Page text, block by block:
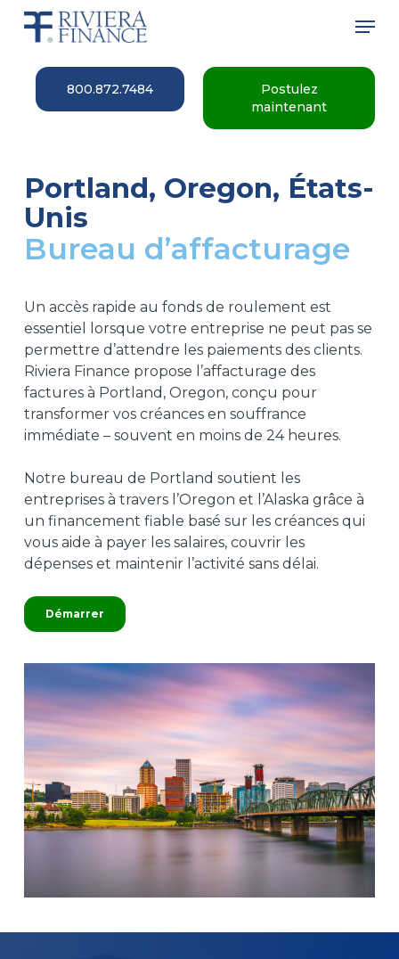
Skip
content
800.872.7484
Postulez
maintenant
Portland, Oregon, États-
Unis
Bureau d’affacturage
Un accès rapide au fonds de roulement est
essentiel lorsque votre entreprise ne peut pas se
permettre d’attendre les paiements des clients.
Riviera Finance propose l’affacturage des
factures à Portland, Oregon, conçu pour
transformer vos créances en souffrance
immédiate – souvent en moins de 24 heures.
Notre bureau de Portland soutient les
entreprises à travers l’Oregon et l’Alaska grâce à
un financement fiable basé sur les créances qui
vous aide à payer les salaires, couvrir les
dépenses et maintenir l’activité sans délai.
Démarrer
Menu